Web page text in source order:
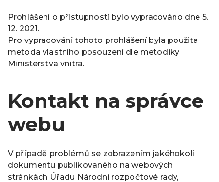
Prohlášení o přístupnosti bylo vypracováno dne 5.
12. 2021.
Pro vypracování tohoto prohlášení byla použita
metoda vlastního posouzení dle metodiky
Ministerstva vnitra.
Kontakt na správce
webu
V případě problémů se zobrazením jakéhokoli
dokumentu publikovaného na webových
stránkách Úřadu Národní rozpočtové rady,